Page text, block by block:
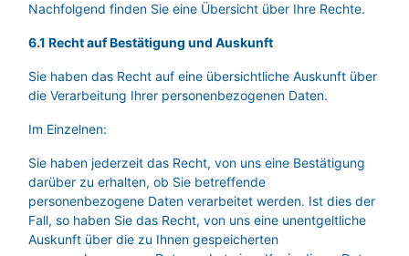
Nachfolgend finden Sie eine Übersicht über Ihre Rechte.
6.1 Recht auf Bestätigung und Auskunft
Sie haben das Recht auf eine übersichtliche Auskunft über
die Verarbeitung Ihrer personenbezogenen Daten.
Im Einzelnen:
Sie haben jederzeit das Recht, von uns eine Bestätigung
darüber zu erhalten, ob Sie betreffende
personenbezogene Daten verarbeitet werden. Ist dies der
Fall, so haben Sie das Recht, von uns eine unentgeltliche
Auskunft über die zu Ihnen gespeicherten